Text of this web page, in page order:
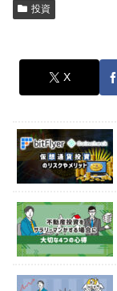
投資
X